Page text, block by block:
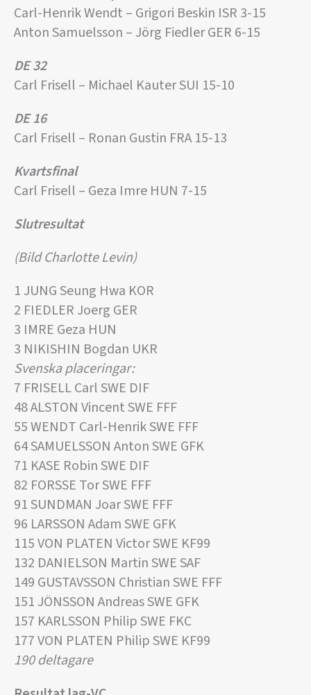
Carl-Henrik Wendt – Grigori Beskin ISR 3-15
Anton Samuelsson – Jörg Fiedler GER 6-15
DE 32
Carl Frisell – Michael Kauter SUI 15-10
DE 16
Carl Frisell – Ronan Gustin FRA 15-13
Kvartsfinal
Carl Frisell – Geza Imre HUN 7-15
Slutresultat
(Bild Charlotte Levin)
1 JUNG Seung Hwa KOR
2 FIEDLER Joerg GER
3 IMRE Geza HUN
3 NIKISHIN Bogdan UKR
Svenska placeringar:
7 FRISELL Carl SWE DIF
48 ALSTON Vincent SWE FFF
55 WENDT Carl-Henrik SWE FFF
64 SAMUELSSON Anton SWE GFK
71 KASE Robin SWE DIF
82 FORSSE Tor SWE FFF
91 SUNDMAN Joar SWE FFF
96 LARSSON Adam SWE GFK
115 VON PLATEN Victor SWE KF99
132 DANIELSON Martin SWE SAF
149 GUSTAVSSON Christian SWE FFF
151 JÖNSSON Andreas SWE GFK
157 KARLSSON Philip SWE FKC
177 VON PLATEN Philip SWE KF99
190 deltagare